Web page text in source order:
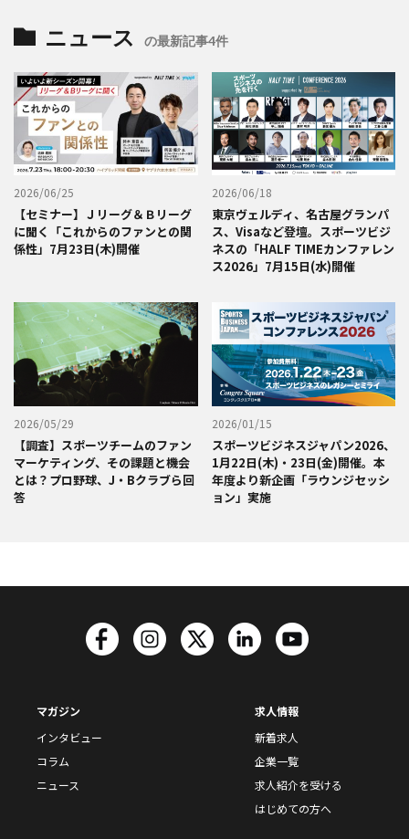
ニュース の最新記事4件
2026/06/25
【セミナー】Ｊリーグ＆Ｂリーグ
に聞く「これからのファンとの関
係性」7月23日(木)開催
2026/06/18
東京ヴェルディ、名古屋グランパ
ス、Visaなど登壇。スポーツビジ
ネスの「HALF TIMEカンファレン
ス2026」7月15日(水)開催
2026/05/29
【調査】スポーツチームのファン
マーケティング、その課題と機会
とは？プロ野球、J・Bクラブら回
答
2026/01/15
スポーツビジネスジャパン2026、
1月22日(木)・23日(金)開催。本
年度より新企画「ラウンジセッシ
ョン」実施
マガジン
インタビュー
コラム
ニュース
求人情報
新着求人
企業一覧
求人紹介を受ける
はじめての方へ